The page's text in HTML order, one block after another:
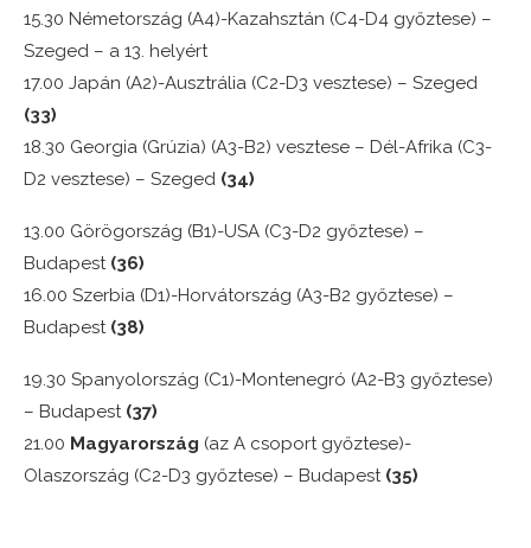
15.30 Németország (A4)-Kazahsztán (C4-D4 győztese) –
Szeged – a 13. helyért
17.00 Japán (A2)-Ausztrália (C2-D3 vesztese) – Szeged
(33)
18.30 Georgia (Grúzia) (A3-B2) vesztese – Dél-Afrika (C3-
D2 vesztese) – Szeged (34)
13.00 Görögország (B1)-USA (C3-D2 győztese) –
Budapest (36)
16.00 Szerbia (D1)-Horvátország (A3-B2 győztese) –
Budapest (38)
19.30 Spanyolország (C1)-Montenegró (A2-B3 győztese)
– Budapest (37)
21.00 Magyarország (az A csoport győztese)-
Olaszország (C2-D3 győztese) – Budapest (35)